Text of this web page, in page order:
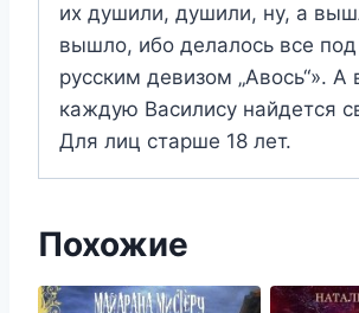
их душили, душили, ну, а
вышло, ибо делалось все
русским девизом „Авось“».
каждую Василису найдется
Для лиц старше 18 лет.
Похожие